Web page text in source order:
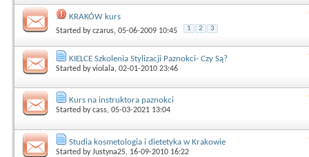
KRAKÓW kurs
Started byczarus, 05-06-2009 10:45 1 2 3
KIELCE Szkolenia Stylizacji Paznokci- Czy Są?
Started byviolala, 02-01-2010 23:46
Kurs na instruktora paznokci
Started bycass, 05-03-2021 13:04
Studia kosmetologia i dietetyka w Krakowie
Started byJustyna25, 16-09-2010 16:22